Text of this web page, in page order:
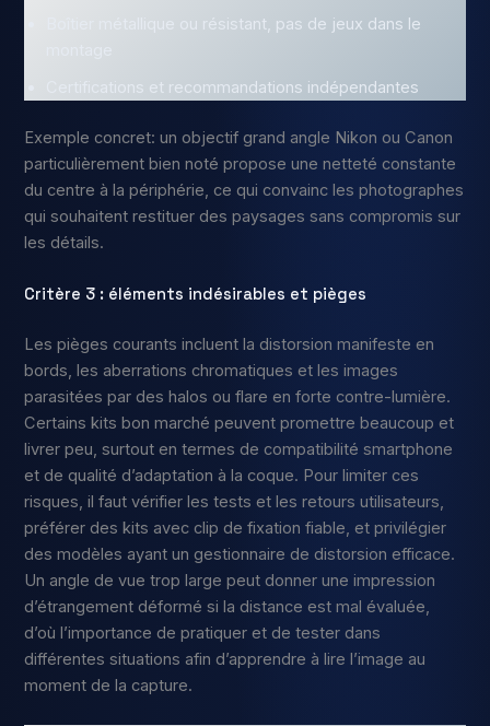
Boîtier métallique ou résistant, pas de jeux dans le
Certifications et recommandations indépendantes
Exemple concret: un objectif grand angle Nikon ou Canon
particulièrement bien noté propose une netteté constante
du centre à la périphérie, ce qui convainc les photographes
qui souhaitent restituer des paysages sans compromis sur
les détails.
Critère 3 : éléments indésirables et pièges
Les pièges courants incluent la distorsion manifeste en
bords, les aberrations chromatiques et les images
parasitées par des halos ou flare en forte contre-lumière.
Certains kits bon marché peuvent promettre beaucoup et
livrer peu, surtout en termes de compatibilité smartphone
et de qualité d’adaptation à la coque. Pour limiter ces
risques, il faut vérifier les tests et les retours utilisateurs,
préférer des kits avec clip de fixation fiable, et privilégier
des modèles ayant un gestionnaire de distorsion efficace.
Un angle de vue trop large peut donner une impression
d’étrangement déformé si la distance est mal évaluée,
d’où l’importance de pratiquer et de tester dans
différentes situations afin d’apprendre à lire l’image au
moment de la capture.